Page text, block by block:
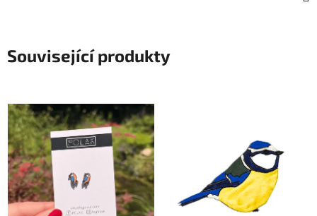
Související produkty